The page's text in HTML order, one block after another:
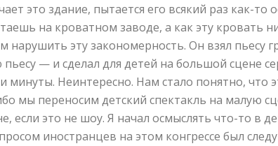
это здание, пытается его всякий раз как-то
на кроватном заводе, а как эту кровать
эту закономерность. Он взял пьесу
— и сделал для детей на большой сцене
минуты. Неинтересно. Нам стало понятно, что
мы переносим детский спектакль на малую
если это не шоу. Я начал осмыслять что-то в
иностранцев на этом конгрессе был